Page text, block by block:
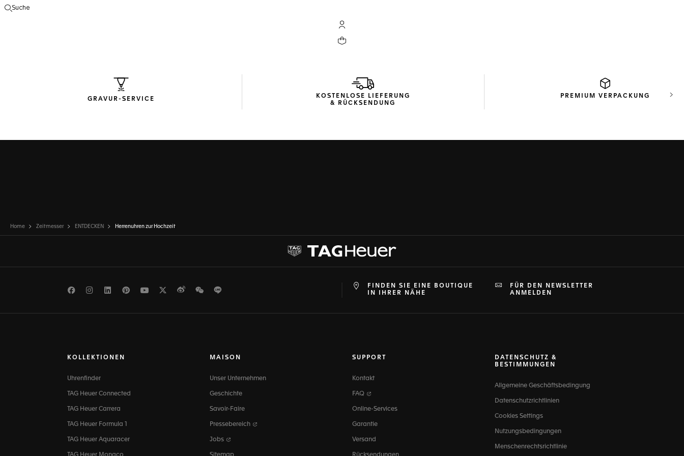
Suche
My TAG Heuer Konto
Ihr Warenkorb enthält 0 Produkte
GRAVUR-SERVICE
KOSTENLOSE LIEFERUNG
& RÜCKSENDUNG
PREMIUM VERPACKUNG
Home Zeitmesser ENTDECKEN Herrenuhren zur Hochzeit
FacebookInstagramLinkedInPinterest
Youtube
TwitterWeiboWeChat
FINDEN SIE EINE BOUTIQUE
IN IHRER NÄHE
FÜR DEN NEWSLETTER
ANMELDEN
KOLLEKTIONEN
Uhrenfinder
TAG Heuer Connected
TAG Heuer Carrera
TAG Heuer Formula 1
TAG Heuer Aquaracer
MAISON
Unser Unternehmen
Geschichte
Savoir-Faire
Pressebereich
Jobs
SUPPORT
Kontakt
FAQ
Online-Services
Garantie
Versand
DATENSCHUTZ &
BESTIMMUNGEN
Allgemeine Geschäftsbedingung
Datenschutzrichtlinien
Cookies Settings
Nutzungsbedingungen
Menschenrechtsrichtlinie